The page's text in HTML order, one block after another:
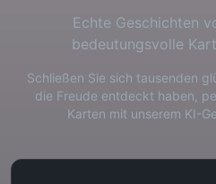
Echte Geschichten
bedeutungsvolle
Schließen Sie sich tausenden
die Freude entdeckt haben,
Karten mit unserem KI-